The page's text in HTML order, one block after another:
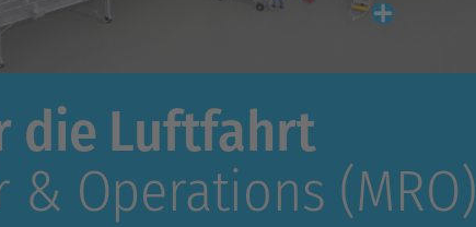
die Luftfahrt
& Operations (MRO)